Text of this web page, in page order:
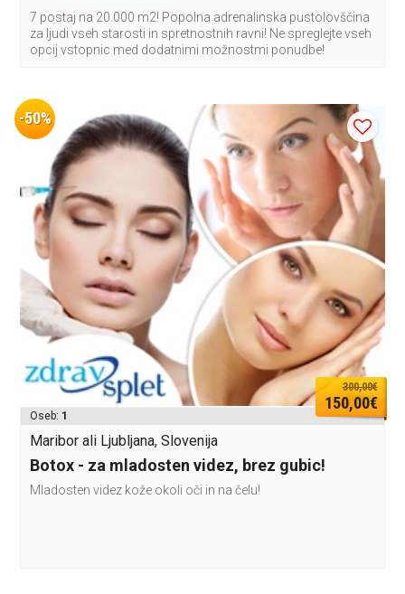
7 postaj na 20.000 m2! Popolna adrenalinska pustolovščina
za ljudi vseh starosti in spretnostnih ravni! Ne spreglejte vseh
opcij vstopnic med dodatnimi možnostmi ponudbe!
-50%
300,00€
150,00€
Oseb: 1
Maribor ali Ljubljana, Slovenija
Botox - za mladosten videz, brez gubic!
Mladosten videz kože okoli oči in na čelu!